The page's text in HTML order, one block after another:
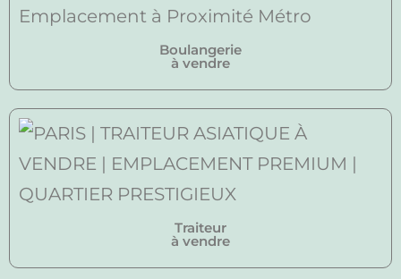
Boulangerie
à vendre
Traiteur
à vendre